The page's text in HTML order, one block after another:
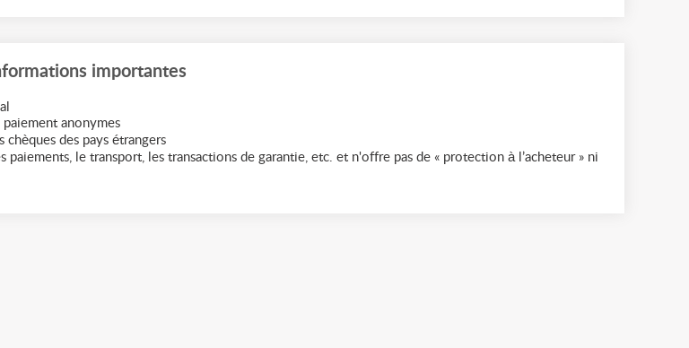
importantes
anonymes
des pays étrangers
le transport, les transactions de garantie, etc. et n'offre pas de « protection à l’acheteur » ni